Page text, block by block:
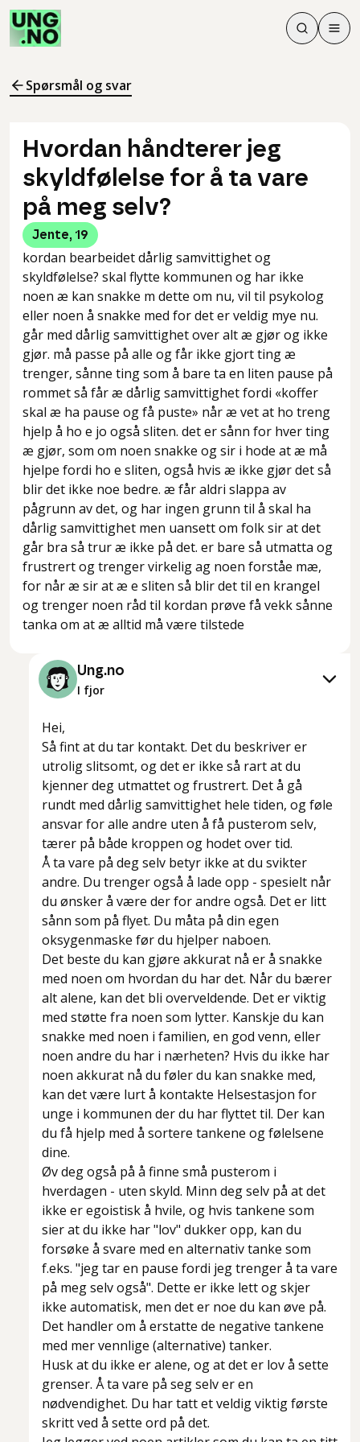
Søk
Søk
Meny
Spørsmål og svar
Hvordan håndterer jeg
skyldfølelse for å ta vare
på meg selv?
Jente, 19
kordan bearbeidet dårlig samvittighet og
skyldfølelse? skal flytte kommunen og har ikke
noen æ kan snakke m dette om nu, vil til psykolog
eller noen å snakke med for det er veldig mye nu.
går med dårlig samvittighet over alt æ gjør og ikke
gjør. må passe på alle og får ikke gjort ting æ
trenger, sånne ting som å bare ta en liten pause på
rommet så får æ dårlig samvittighet fordi «koffer
skal æ ha pause og få puste» når æ vet at ho treng
hjelp å ho e jo også sliten. det er sånn for hver ting
æ gjør, som om noen snakke og sir i hode at æ må
hjelpe fordi ho e sliten, også hvis æ ikke gjør det så
blir det ikke noe bedre. æ får aldri slappa av
pågrunn av det, og har ingen grunn til å skal ha
dårlig samvittighet men uansett om folk sir at det
går bra så trur æ ikke på det. er bare så utmatta og
frustrert og trenger virkelig ag noen forståe mæ,
for når æ sir at æ e sliten så blir det til en krangel
og trenger noen råd til kordan prøve få vekk sånne
tanka om at æ alltid må være tilstede
Ung.no
I fjor
Hei,
Så fint at du tar kontakt. Det du beskriver er
utrolig slitsomt, og det er ikke så rart at du
kjenner deg utmattet og frustrert. Det å gå
rundt med dårlig samvittighet hele tiden, og føle
ansvar for alle andre uten å få pusterom selv,
tærer på både kroppen og hodet over tid.
Å ta vare på deg selv betyr ikke at du svikter
andre. Du trenger også å lade opp - spesielt når
du ønsker å være der for andre også. Det er litt
sånn som på flyet. Du måta på din egen
oksygenmaske før du hjelper naboen.
Det beste du kan gjøre akkurat nå er å snakke
med noen om hvordan du har det. Når du bærer
alt alene, kan det bli overveldende. Det er viktig
med støtte fra noen som lytter. Kanskje du kan
snakke med noen i familien, en god venn, eller
noen andre du har i nærheten? Hvis du ikke har
noen akkurat nå du føler du kan snakke med,
kan det være lurt å kontakte Helsestasjon for
unge i kommunen der du har flyttet til. Der kan
du få hjelp med å sortere tankene og følelsene
dine.
Øv deg også på å finne små pusterom i
hverdagen - uten skyld. Minn deg selv på at det
ikke er egoistisk å hvile, og hvis tankene som
sier at du ikke har "lov" dukker opp, kan du
forsøke å svare med en alternativ tanke som
f.eks. "jeg tar en pause fordi jeg trenger å ta vare
på meg selv også". Dette er ikke lett og skjer
ikke automatisk, men det er noe du kan øve på.
Det handler om å erstatte de negative tankene
med mer vennlige (alternative) tanker.
Husk at du ikke er alene, og at det er lov å sette
grenser. Å ta vare på seg selv er en
nødvendighet. Du har tatt et veldig viktig første
skritt ved å sette ord på det.